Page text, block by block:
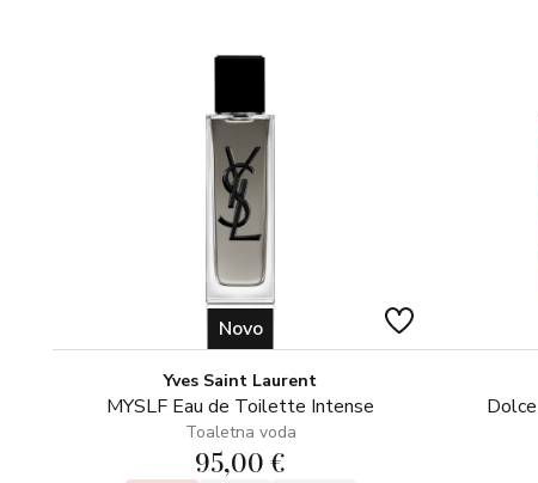
Novo
Yves Saint Laurent
MYSLF Eau de Toilette Intense
Toaletna voda
95,00 €